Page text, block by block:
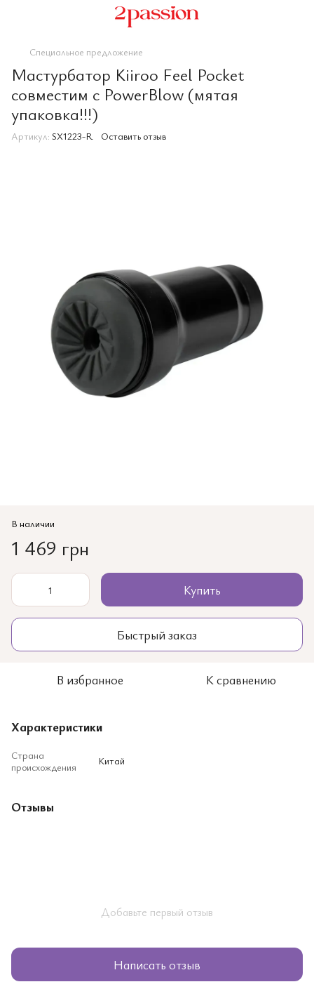
Специальное предложение
Мастурбатор Kiiroo Feel Pocket
совместим с PowerBlow (мятая
упаковка!!!)
Артикул: SX1223-R Оставить отзыв
В наличии
1 469 грн
Купить
Быстрый заказ
В избранное К сравнению
Характеристики
Страна
происхождения
Китай
Отзывы
Добавьте первый отзыв
Написать отзыв